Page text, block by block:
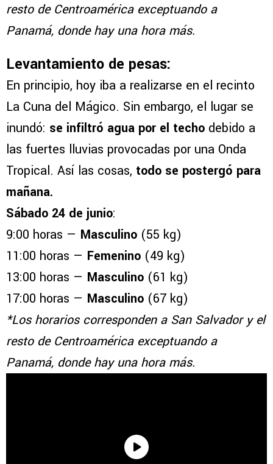
resto de Centroamérica exceptuando a
Panamá, donde hay una hora más.
Levantamiento de pesas:
En principio, hoy iba a realizarse en el recinto
La Cuna del Mágico. Sin embargo, el lugar se
inundó: se infiltró agua por el techo debido a
las fuertes lluvias provocadas por una Onda
Tropical. Así las cosas, todo se postergó para
mañana.
Sábado 24 de junio:
9:00 horas — Masculino (55 kg)
11:00 horas — Femenino (49 kg)
13:00 horas — Masculino (61 kg)
17:00 horas — Masculino (67 kg)
*Los horarios corresponden a San Salvador y el
resto de Centroamérica exceptuando a
Panamá, donde hay una hora más.